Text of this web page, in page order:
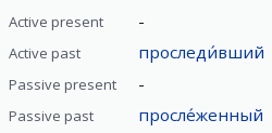
Active present -
Active past проследи́вший
Passive present -
Passive past просле́женный